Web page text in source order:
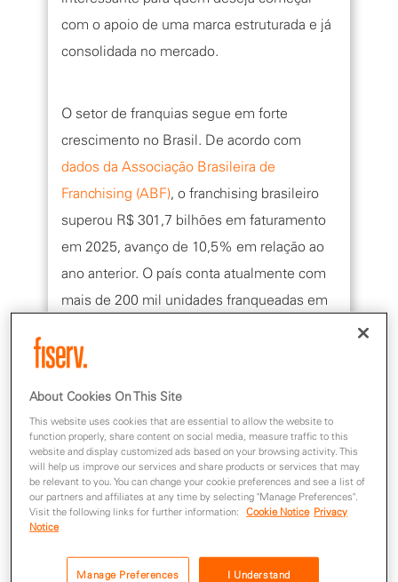
com o apoio de uma marca estruturada e já
consolidada no mercado.
O setor de franquias segue em forte
crescimento no Brasil. De acordo com
dados da Associação Brasileira de
Franchising (ABF), o franchising brasileiro
superou R$ 301,7 bilhões em faturamento
em 2025, avanço de 10,5% em relação ao
ano anterior. O país conta atualmente com
mais de 200 mil unidades franqueadas em
milhão de empregos formais.
Esse crescimento reforça o franchising
como uma das principais portas de entrada
para o empreendedorismo no país. Mas
afinal, em qual franquia investir? Como
escolher o negócio mais vantajoso para o
About Cookies On This Site
This website uses cookies that are essential to allow the website to
function properly, share content on social media, measure traffic to this
website and display customized ads based on your browsing activity. This
will help us improve our services and share products or services that may
be relevant to you. You can change your cookie preferences and see a list of
our partners and affiliates at any time by selecting "Manage Preferences".
Visit the following links for further information:
Cookie Notice Privacy
Notice
Manage Preferences I Understand